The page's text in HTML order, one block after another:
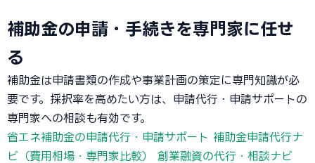
補助金の申請・手続きを専門家に任せ
る
補助金は申請書類の作成や事業計画の策定に専門知識が必
要です。採択率を高めたい方は、申請代行・申請サポートの
専門家への相談も有効です。
省エネ補助金の申請代行・申請サポート 補助金申請代行ナ
ビ（費用相場・専門家比較）
創業融資の代行・相談ナビ